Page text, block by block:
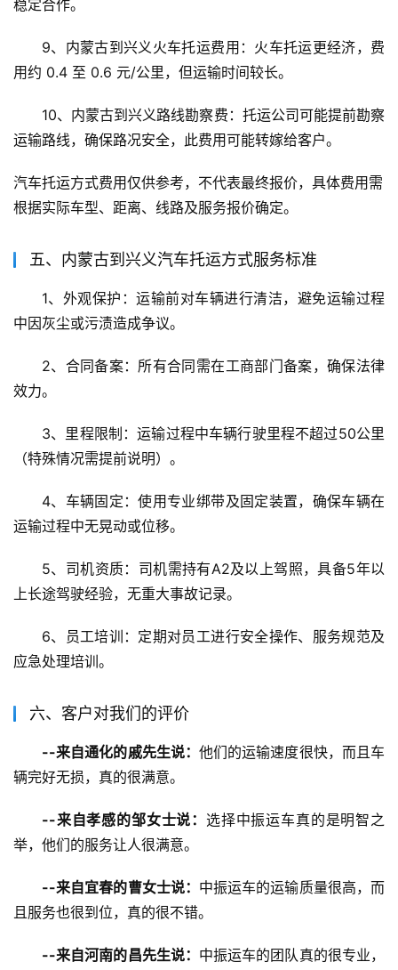
稳定合作。
9、内蒙古到兴义火车托运费用：火车托运更经济，费
用约 0.4 至 0.6 元/公里，但运输时间较长。
10、内蒙古到兴义路线勘察费：托运公司可能提前勘察
运输路线，确保路况安全，此费用可能转嫁给客户。
汽车托运方式费用仅供参考，不代表最终报价，具体费用需
根据实际车型、距离、线路及服务报价确定。
五、内蒙古到兴义汽车托运方式服务标准
1、外观保护：运输前对车辆进行清洁，避免运输过程
中因灰尘或污渍造成争议。
2、合同备案：所有合同需在工商部门备案，确保法律
效力。
3、里程限制：运输过程中车辆行驶里程不超过50公里
（特殊情况需提前说明）。
4、车辆固定：使用专业绑带及固定装置，确保车辆在
运输过程中无晃动或位移。
5、司机资质：司机需持有A2及以上驾照，具备5年以
上长途驾驶经验，无重大事故记录。
6、员工培训：定期对员工进行安全操作、服务规范及
应急处理培训。
六、客户对我们的评价
--来自通化的戚先生说： 他们的运输速度很快，而且车
辆完好无损，真的很满意。
--来自孝感的邹女士说： 选择中振运车真的是明智之
举，他们的服务让人很满意。
--来自宜春的曹女士说： 中振运车的运输质量很高，而
且服务也很到位，真的很不错。
--来自河南的昌先生说： 中振运车的团队真的很专业，